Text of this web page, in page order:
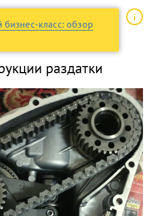
класс: обзор
раздатки